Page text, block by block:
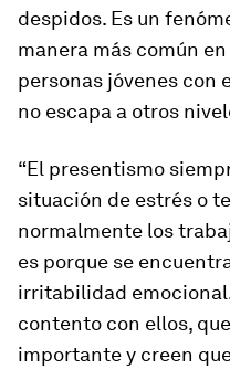
despidos. Es un
manera más común
personas jóvenes con
no escapa a otros
“El presentismo
situación de estrés o
normalmente los
es porque se
irritabilidad
contento con ellos,
importante y creen